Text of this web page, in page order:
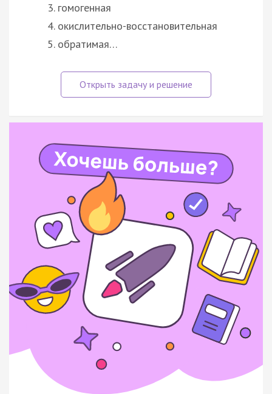
гомогенная
окислительно-восстановительная
обратимая…